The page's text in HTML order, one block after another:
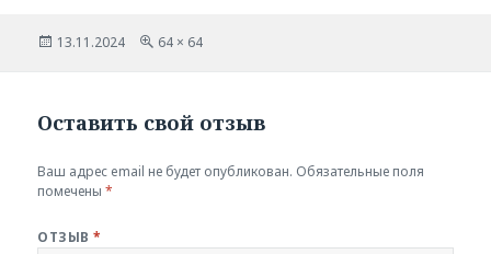
Опубликовано
13.11.2024
Полный
64 × 64
Оставить свой отзыв
Ваш адрес email не будет опубликован. Обязательные поля
помечены*
ОТЗЫВ*